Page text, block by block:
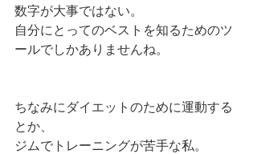
数字が大事ではない。
自分にとってのベストを知るためのツ
ールでしかありませんね。
ちなみにダイエットのために運動する
とか、
ジムでトレーニングが苦手な私。